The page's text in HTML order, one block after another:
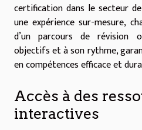
certification dans le secteur
une expérience sur-mesure,
d’un parcours de révision
objectifs et à son rythme,
en compétences efficace et
Accès à des
interactives